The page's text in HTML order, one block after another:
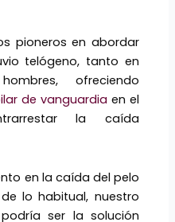
pioneros en abordar
telógeno, tanto en
ofreciendo
de vanguardia en el
la caída
en la caída del pelo
lo habitual, nuestro
ser la solución